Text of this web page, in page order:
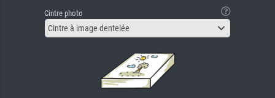
Cintre photo
Cintre à image dentelée